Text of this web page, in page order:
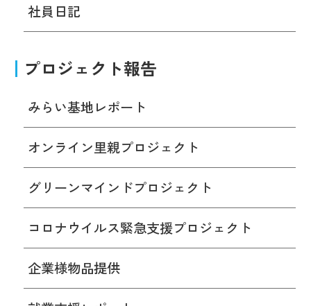
社員日記
プロジェクト報告
みらい基地レポート
オンライン里親プロジェクト
グリーンマインドプロジェクト
コロナウイルス緊急支援プロジェクト
企業様物品提供